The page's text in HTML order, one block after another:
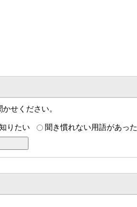
せください。
りたい 聞き慣れない用語があった